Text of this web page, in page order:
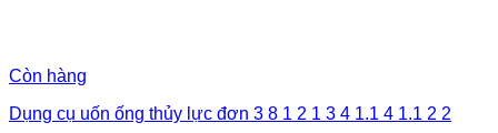
Còn hàng
Dụng cụ uốn ống thủy lực đơn 3 8 1 2 1 3 4 1.1 4 1.1 2 2